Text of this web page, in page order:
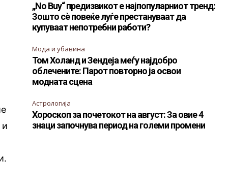
„No Buy“ предизвикот е најпопуларниот тренд:
Зошто сè повеќе луѓе престануваат да
купуваат непотребни работи?
Мода и убавина
Том Холанд и Зендеја меѓу најдобро
облечените: Парот повторно ја освои
модната сцена
Астрологија
Хороскоп за почетокот на август: За овие 4
знаци започнува период на големи промени